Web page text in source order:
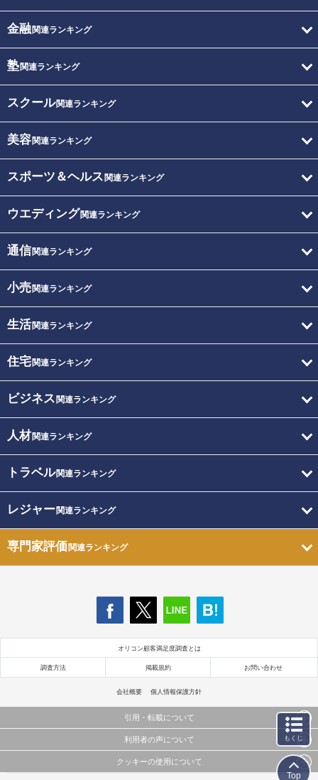
金融関連ランキング
塾関連ランキング
スクール関連ランキング
美容関連ランキング
スポーツ＆ヘルス 関連ランキング
ウエディング関連ランキング
通信関連ランキング
小売関連ランキング
生活関連ランキング
住宅関連ランキング
ビジネス 関連ランキング
人材関連ランキング
トラベル関連ランキング
レジャー関連ランキング
専門家評価関連ランキング
オリコン顧客満足度調査とは
調査方法 掲載規約 お問い合わせ
会社概要 個人情報保護方針
引用・転載について
当サイトで公開されている情報（文字、写真、イラスト、画像データ等）及びこれらの配置・
これらの情報を権利者の許可なく無断転載・複製などの二次利用を行うことは固く禁じており
利用者の声について
当サイトに掲載している内容はすべてサービスの利用者が提出された見解・感想です。
クッキーの使用について
もくじ
Top